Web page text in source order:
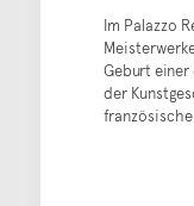
Im Palazzo
Geburt einer
der